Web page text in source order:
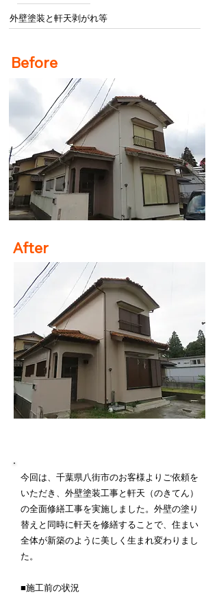
外壁塗装と軒天剥がれ等
Before
After
今回は、千葉県八街市のお客様よりご依頼を
いただき、外壁塗装工事と軒天（のきてん）
の全面修繕工事を実施しました。外壁の塗り
替えと同時に軒天を修繕することで、住まい
全体が新築のように美しく生まれ変わりまし
た。
■施工前の状況